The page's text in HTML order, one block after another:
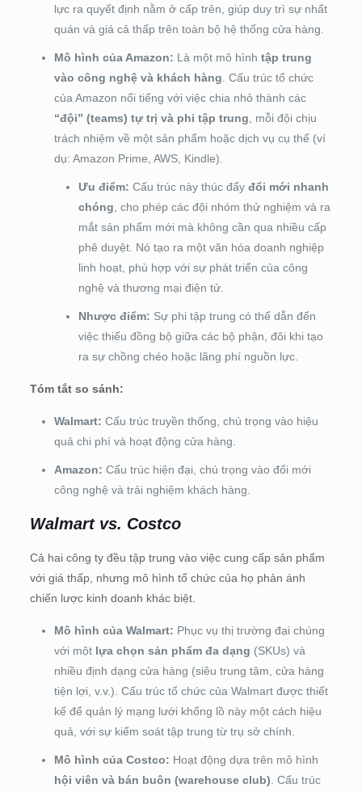
lực ra quyết định nằm ở cấp trên, giúp duy trì sự nhất
quán và giá cả thấp trên toàn bộ hệ thống cửa hàng.
Mô hình của Amazon: Là một mô hình tập trung
vào công nghệ và khách hàng . Cấu trúc tổ chức
của Amazon nổi tiếng với việc chia nhỏ thành các
“đội” (teams) tự trị và phi tập trung , mỗi đội chịu
trách nhiệm về một sản phẩm hoặc dịch vụ cụ thể (ví
dụ: Amazon Prime, AWS, Kindle).
Ưu điểm: Cấu trúc này thúc đẩy đổi mới nhanh
chóng , cho phép các đội nhóm thử nghiệm và ra
mắt sản phẩm mới mà không cần qua nhiều cấp
phê duyệt. Nó tạo ra một văn hóa doanh nghiệp
linh hoạt, phù hợp với sự phát triển của công
nghệ và thương mại điện tử.
Nhược điểm: Sự phi tập trung có thể dẫn đến
việc thiếu đồng bộ giữa các bộ phận, đôi khi tạo
ra sự chồng chéo hoặc lãng phí nguồn lực.
Tóm tắt so sánh:
Walmart: Cấu trúc truyền thống, chú trọng vào hiệu
quả chi phí và hoạt động cửa hàng.
Amazon: Cấu trúc hiện đại, chú trọng vào đổi mới
công nghệ và trải nghiệm khách hàng.
Walmart vs. Costco
Cả hai công ty đều tập trung vào việc cung cấp sản phẩm
với giá thấp, nhưng mô hình tổ chức của họ phản ánh
chiến lược kinh doanh khác biệt.
Mô hình của Walmart: Phục vụ thị trường đại chúng
với một lựa chọn sản phẩm đa dạng (SKUs) và
nhiều định dạng cửa hàng (siêu trung tâm, cửa hàng
tiện lợi, v.v.). Cấu trúc tổ chức của Walmart được thiết
kế để quản lý mạng lưới khổng lồ này một cách hiệu
quả, với sự kiểm soát tập trung từ trụ sở chính.
Mô hình của Costco: Hoạt động dựa trên mô hình
hội viên và bán buôn (warehouse club) . Cấu trúc